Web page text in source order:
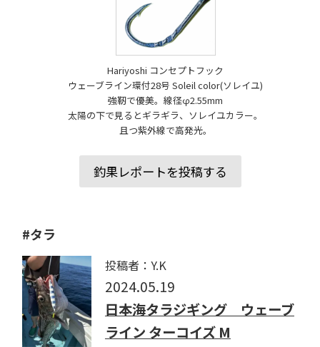
Hariyoshi コンセプトフック
ウェーブライン環付28号 Soleil color(ソレイユ)
強靭で優美。線径φ2.55mm
太陽の下で見るとギラギラ、ソレイユカラー。
且つ紫外線で高発光。
釣果レポートを投稿する
#タラ
投稿者：Y.K
2024.05.19
日本海タラジギング ウェーブ
ライン ターコイズ M